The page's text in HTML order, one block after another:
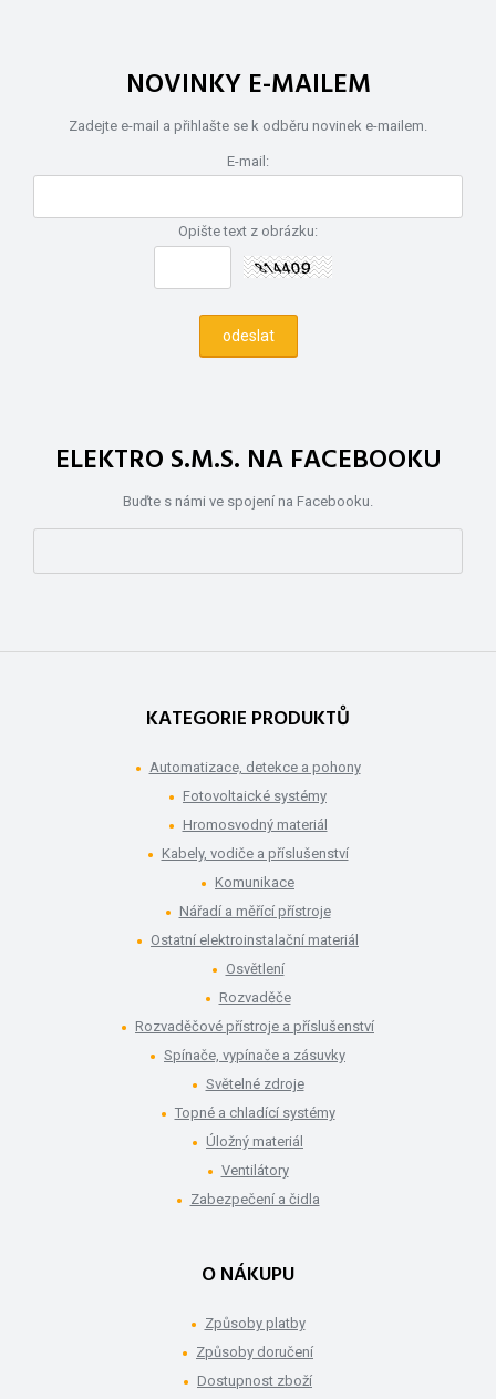
NOVINKY E-MAILEM
Zadejte e-mail a přihlašte se k odběru novinek e-mailem.
E-mail:
Opište text z obrázku:
ELEKTRO S.M.S. NA FACEBOOKU
Buďte s námi ve spojení na Facebooku.
KATEGORIE PRODUKTŮ
Automatizace, detekce a pohony
Fotovoltaické systémy
Hromosvodný materiál
Kabely, vodiče a příslušenství
Komunikace
Nářadí a měřící přístroje
Ostatní elektroinstalační materiál
Osvětlení
Rozvaděče
Rozvaděčové přístroje a příslušenství
Spínače, vypínače a zásuvky
Světelné zdroje
Topné a chladící systémy
Úložný materiál
Ventilátory
Zabezpečení a čidla
O NÁKUPU
Způsoby platby
Způsoby doručení
Dostupnost zboží